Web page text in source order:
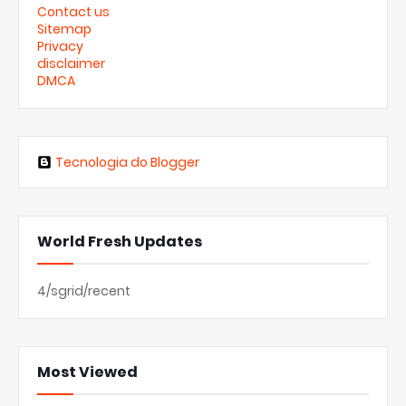
Contact us
Sitemap
Privacy
disclaimer
DMCA
Tecnologia do Blogger
World Fresh Updates
4/sgrid/recent
Most Viewed